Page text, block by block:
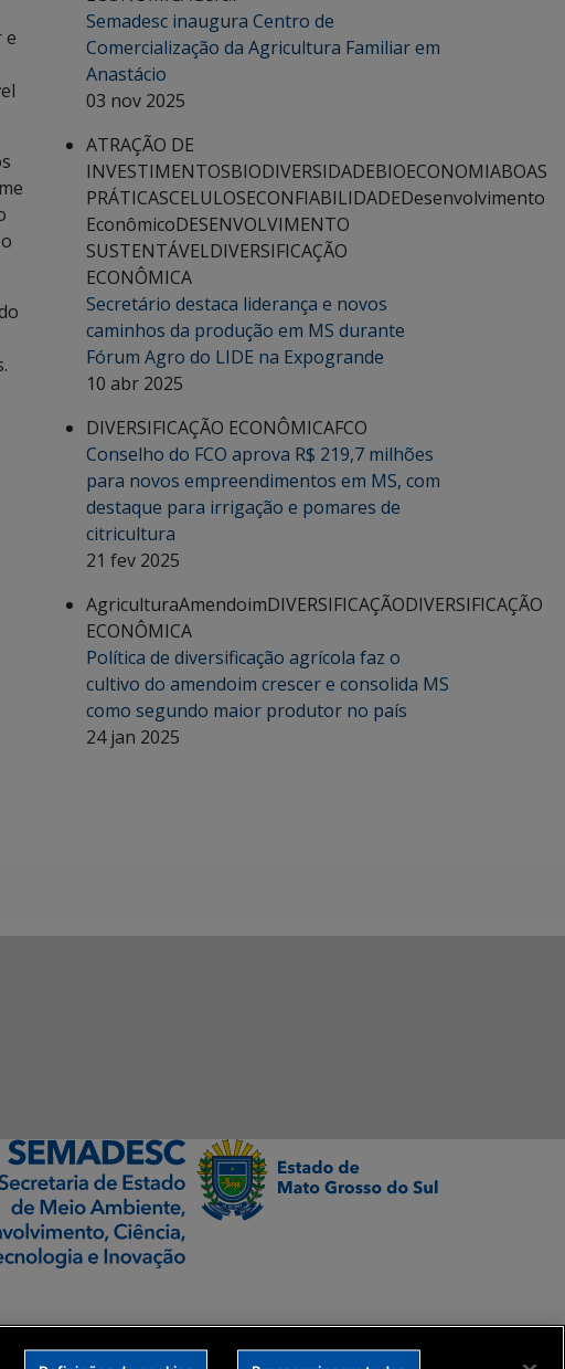
e
Semadesc inaugura Centro de
Comercialização da Agricultura Familiar em
Anastácio
03 nov 2025
ATRAÇÃO DE
INVESTIMENTOSBIODIVERSIDADEBIOECONOMIABOAS
PRÁTICASCELULOSECONFIABILIDADEDesenvolvimento
EconômicoDESENVOLVIMENTO
SUSTENTÁVELDIVERSIFICAÇÃO
ECONÔMICA
Secretário destaca liderança e novos
caminhos da produção em MS durante
Fórum Agro do LIDE na Expogrande
10 abr 2025
DIVERSIFICAÇÃO ECONÔMICAFCO
Conselho do FCO aprova R$ 219,7 milhões
para novos empreendimentos em MS, com
destaque para irrigação e pomares de
citricultura
21 fev 2025
AgriculturaAmendoimDIVERSIFICAÇÃODIVERSIFICAÇÃO
ECONÔMICA
Política de diversificação agrícola faz o
cultivo do amendoim crescer e consolida MS
como segundo maior produtor no país
24 jan 2025